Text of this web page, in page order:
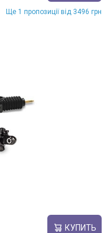
Ще 1 пропозиції від 3496 грн
КУПИТЬ